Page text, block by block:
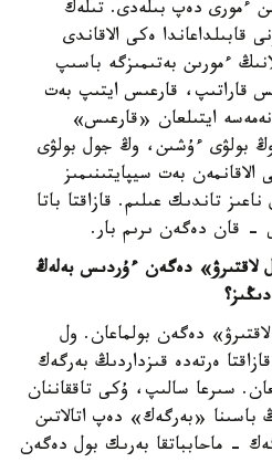
ءمورى دەپ بىلەدى. تىلەك
قابىلداعاندا ەكى الاقاندى
ءمورىن بەتىمىزگە باسىپ
قاراتىپ، قارعىس ايتىپ بەت
ايتىلعان «قارعىس»
بولۋى ءۇشىن، وڭ جول بولۋى
بەت سيپايتىنىمىز
تاندىك عىلىم. قازاقتا باتا
- قان دەگەن ىرىم بار.
لاقتىرۋ» دەگەن ءۇردىس بەلەڭ
دەگەن بولماعان. ول
ەرتەدە قىزداردىڭ بەرگەك
سىرعا سالىپ، ۇكى تاققاننان
باسىنا «بەرگەك» دەپ اتالاتىن
- ماحابباتقا بەرىك بول دەگەن